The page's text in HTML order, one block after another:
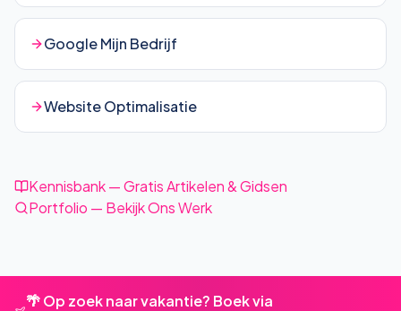
Google Mijn Bedrijf
Website Optimalisatie
Kennisbank — Gratis Artikelen & Gidsen
Portfolio — Bekijk Ons Werk
🌴 Op zoek naar vakantie? Boek via